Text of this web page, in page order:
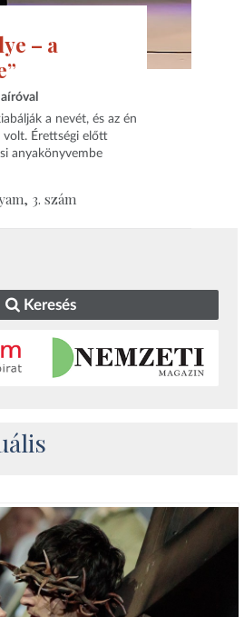
– a
a nevét, és az én
volt. Érettségi előtt
anyakönyvembe
3. szám
Keresés